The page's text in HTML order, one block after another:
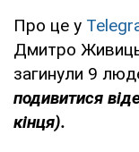
Про це у
Дмитро
загинули 9
подивитися
кінця).